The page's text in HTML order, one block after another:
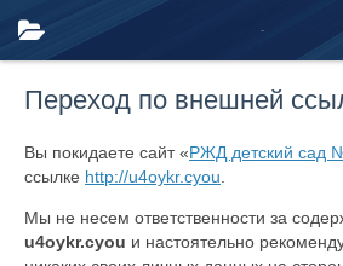
Переход по внешней
Вы покидаете сайт «РЖД детский сад
ссылке http://u4oykr.cyou
Мы не несем ответственности за
u4oykr.cyou и настоятельно